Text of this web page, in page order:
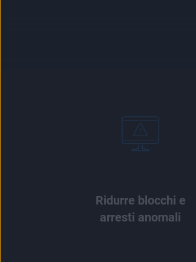
Ridurre blocchi e
arresti anomali